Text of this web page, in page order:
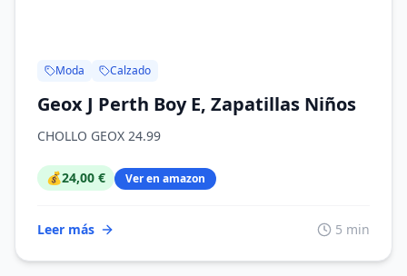
Moda Calzado
Geox J Perth Boy E, Zapatillas Niños
CHOLLO GEOX 24.99
💰24,00 € Ver en amazon
Leer más 5 min